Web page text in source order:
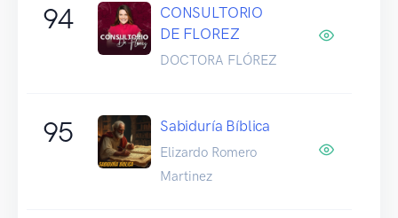
94
CONSULTORIO
DE FLOREZ
DOCTORA FLÓREZ
95 Sabiduría Bíblica
Elizardo Romero
Martinez